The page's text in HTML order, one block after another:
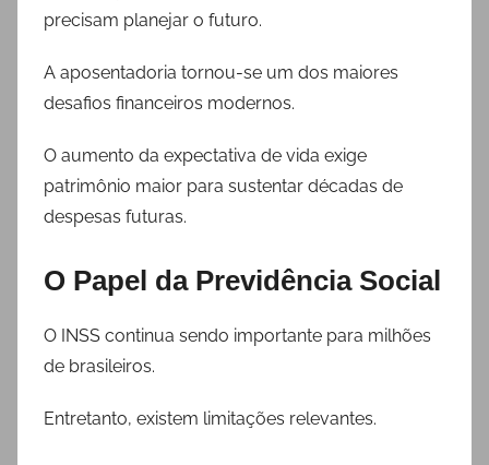
precisam planejar o futuro.
A aposentadoria tornou-se um dos maiores
desafios financeiros modernos.
O aumento da expectativa de vida exige
patrimônio maior para sustentar décadas de
despesas futuras.
O Papel da Previdência Social
O INSS continua sendo importante para milhões
de brasileiros.
Entretanto, existem limitações relevantes.